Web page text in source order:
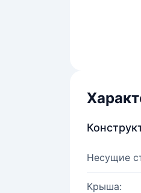
Несущие
Крыша: